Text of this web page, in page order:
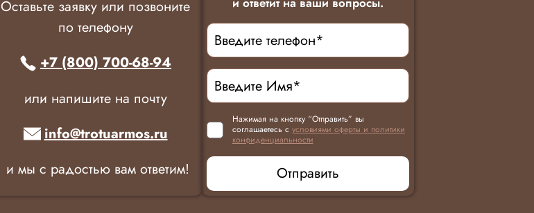
Оставьте заявку или позвоните
по телефону
+7 (800) 700-68-94
или напишите на почту
info@trotuarmos.ru
и мы с радостью вам ответим!
Нажимая на кнопку “Отправить” вы
соглашаетесь с условиями оферты и политики
конфиденциальности
Отправить